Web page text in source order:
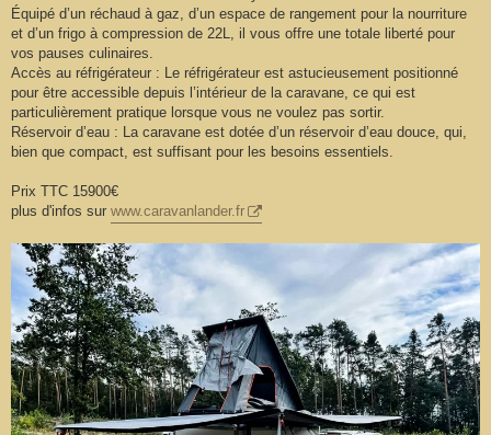
Équipé d’un réchaud à gaz, d’un espace de rangement pour la nourriture
et d’un frigo à compression de 22L, il vous offre une totale liberté pour
vos pauses culinaires.
Accès au réfrigérateur : Le réfrigérateur est astucieusement positionné
pour être accessible depuis l’intérieur de la caravane, ce qui est
particulièrement pratique lorsque vous ne voulez pas sortir.
Réservoir d’eau : La caravane est dotée d’un réservoir d’eau douce, qui,
bien que compact, est suffisant pour les besoins essentiels.
Prix TTC 15900€
plus d'infos sur www.caravanlander.fr